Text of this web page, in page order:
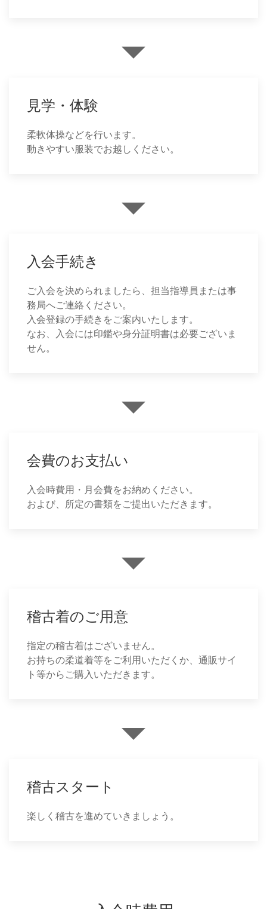
見学・体験
柔軟体操などを行います。
動きやすい服装でお越しください。
入会手続き
ご入会を決められましたら、担当指導員または事
務局へご連絡ください。
入会登録の手続きをご案内いたします。
なお、入会には印鑑や身分証明書は必要ございま
せん。
会費のお支払い
入会時費用・月会費をお納めください。
および、所定の書類をご提出いただきます。
稽古着のご用意
指定の稽古着はございません。
お持ちの柔道着等をご利用いただくか、通販サイ
ト等からご購入いただきます。
稽古スタート
楽しく稽古を進めていきましょう。